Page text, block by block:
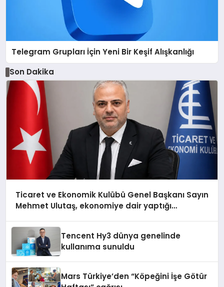
Telegram Grupları İçin Yeni Bir Keşif Alışkanlığı
Son Dakika
Ticaret ve Ekonomik Kulübü Genel Başkanı Sayın
Mehmet Ulutaş, ekonomiye dair yaptığı
Tencent Hy3 dünya genelinde
kullanıma sunuldu
Mars Türkiye’den “Köpeğini İşe Götür